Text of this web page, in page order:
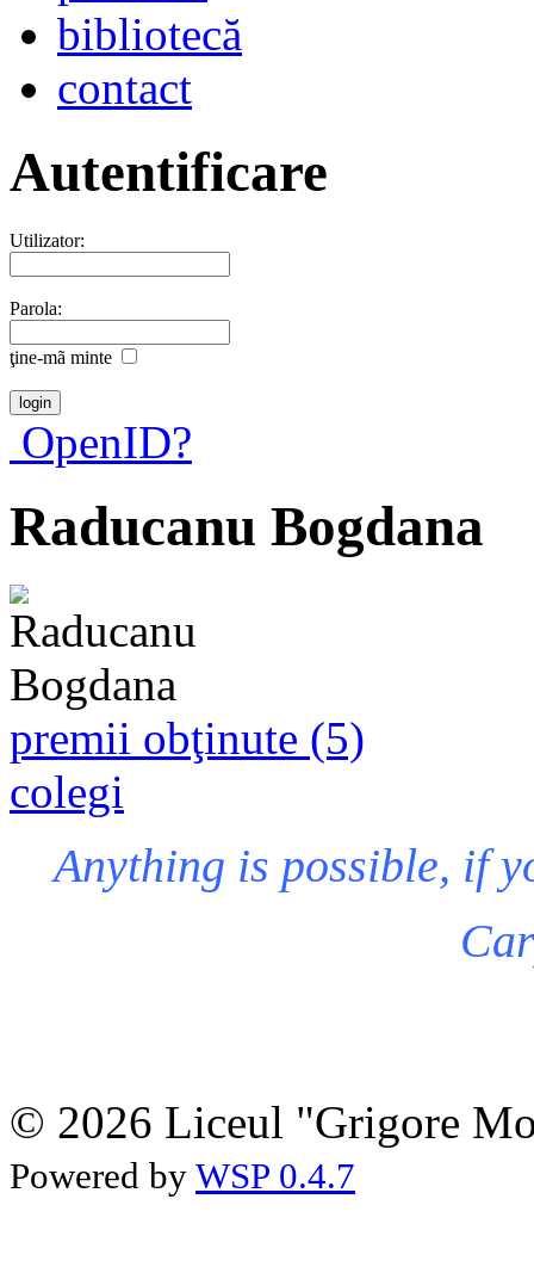
bibliotecă
contact
Autentificare
Utilizator:
Parola:
ţine-mã minte
OpenID?
Raducanu Bogdana
premii obţinute (5)
colegi
Anything is possible, if
© 2026 Liceul "Grigore
Powered by WSP 0.4.7